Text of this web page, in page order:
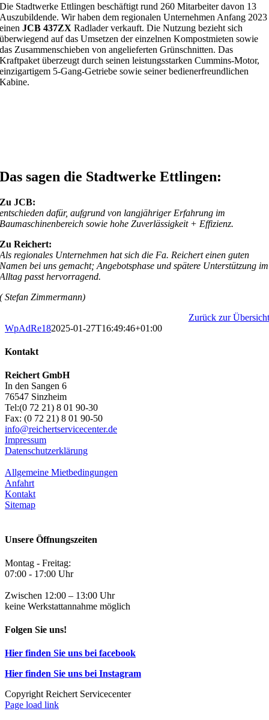
Die Stadtwerke Ettlingen beschäftigt rund 260 Mitarbeiter davon 13
Auszubildende. Wir haben dem regionalen Unternehmen Anfang 2023
einenJCB 437ZX Radlader verkauft. Die Nutzung bezieht sich
überwiegend auf das Umsetzen der einzelnen Kompostmieten sowie
das Zusammenschieben von angelieferten Grünschnitten. Das
Kraftpaket überzeugt durch seinen leistungsstarken Cummins-Motor,
einzigartigem 5-Gang-Getriebe sowie seiner bedienerfreundlichen
Kabine.
Das sagen die Stadtwerke Ettlingen:
Zu JCB:
entschieden dafür, aufgrund von langjähriger Erfahrung im
Baumaschinenbereich sowie hohe Zuverlässigkeit + Effizienz.
Zu Reichert:
Als regionales Unternehmen hat sich die Fa. Reichert einen guten
Namen bei uns gemacht; Angebotsphase und spätere Unterstützung im
Alltag passt hervorragend.
( Stefan Zimmermann)
Zurück zur Übersicht
WpAdRe182025-01-27T16:49:46+01:00
Kontakt
Reichert GmbH
In den Sangen 6
76547 Sinzheim
Tel:(0 72 21) 8 01 90-30
Fax: (0 72 21) 8 01 90-50
info@reichertservicecenter.de
Impressum
Datenschutzerklärung
Allgemeine Mietbedingungen
Anfahrt
Kontakt
Sitemap
Unsere Öffnungszeiten
Montag - Freitag:
07:00 - 17:00 Uhr
Zwischen 12:00 – 13:00 Uhr
keine Werkstattannahme möglich
Folgen Sie uns!
Hier finden Sie uns bei facebook
Hier finden Sie uns bei Instagram
Copyright Reichert Servicecenter
Facebook
Page load link